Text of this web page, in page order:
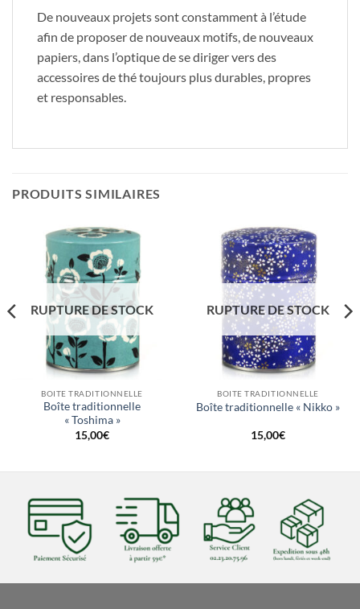
De nouveaux projets sont constamment à l’étude
afin de proposer de nouveaux motifs, de nouveaux
papiers, dans l’optique de se diriger vers des
accessoires de thé toujours plus durables, propres
et responsables.
PRODUITS SIMILAIRES
RUPTURE DE STOCK
BOITE TRADITIONNELLE
Boîte traditionnelle
« Toshima »
15,00€
RUPTURE DE STOCK
BOITE TRADITIONNELLE
Boîte traditionnelle « Nikko »
15,00€